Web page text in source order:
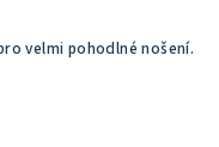
velmi pohodlné nošení.